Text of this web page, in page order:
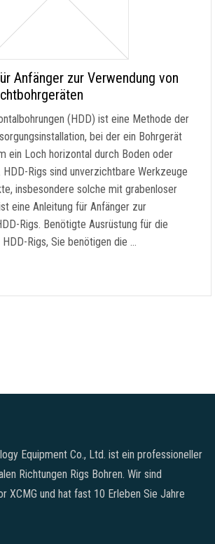
Anfänger zur Verwendung von
(HDD) ist eine Methode der
bei der ein Bohrgerät
ein Loch horizontal durch Boden oder
HDD-Rigs sind unverzichtbare Werkzeuge
insbesondere solche mit grabenloser
eine Anleitung für Anfänger zur
Rigs. Benötigte Ausrüstung für die
Rigs, Sie benötigen die …
Equipment Co., Ltd. ist ein professioneller
Richtungen Rigs Bohren. Wir sind
XCMG und hat fast 10 Erleben Sie Jahre